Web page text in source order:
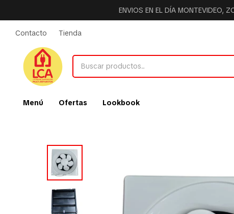
ENVIOS EN EL DÍA MONTEVIDEO,
Menú Ofertas Lookbook
Contacto Tienda